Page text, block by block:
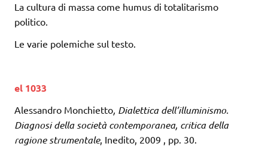
La cultura di massa come humus di totalitarismo
politico.
Le varie polemiche sul testo.
el 1033
Alessandro Monchietto, Dialettica dell’illuminismo.
Diagnosi della società contemporanea, critica della
ragione strumentale, Inedito, 2009 , pp. 30.